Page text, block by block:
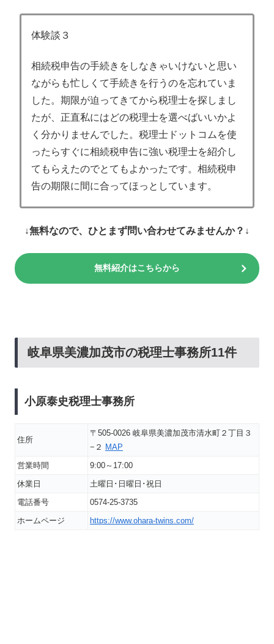
体験談３
相続税申告の手続きをしなきゃいけないと思い
ながらも忙しくて手続きを行うのを忘れていま
した。期限が迫ってきてから税理士を探しまし
たが、正直私にはどの税理士を選べばいいかよ
く分かりませんでした。税理士ドットコムを使
ったらすぐに相続税申告に強い税理士を紹介し
てもらえたのでとてもよかったです。相続税申
告の期限に間に合ってほっとしています。
↓無料なので、ひとまず問い合わせてみませんか？↓
無料紹介はこちらから
岐阜県美濃加茂市の税理士事務所11件
小原泰史税理士事務所
住所
〒505-0026 岐阜県美濃加茂市清水町２丁目３
−２ MAP
営業時間
9:00～17:00
休業日
土曜日･日曜日･祝日
電話番号
0574-25-3735
ホームページ
https://www.ohara-twins.com/